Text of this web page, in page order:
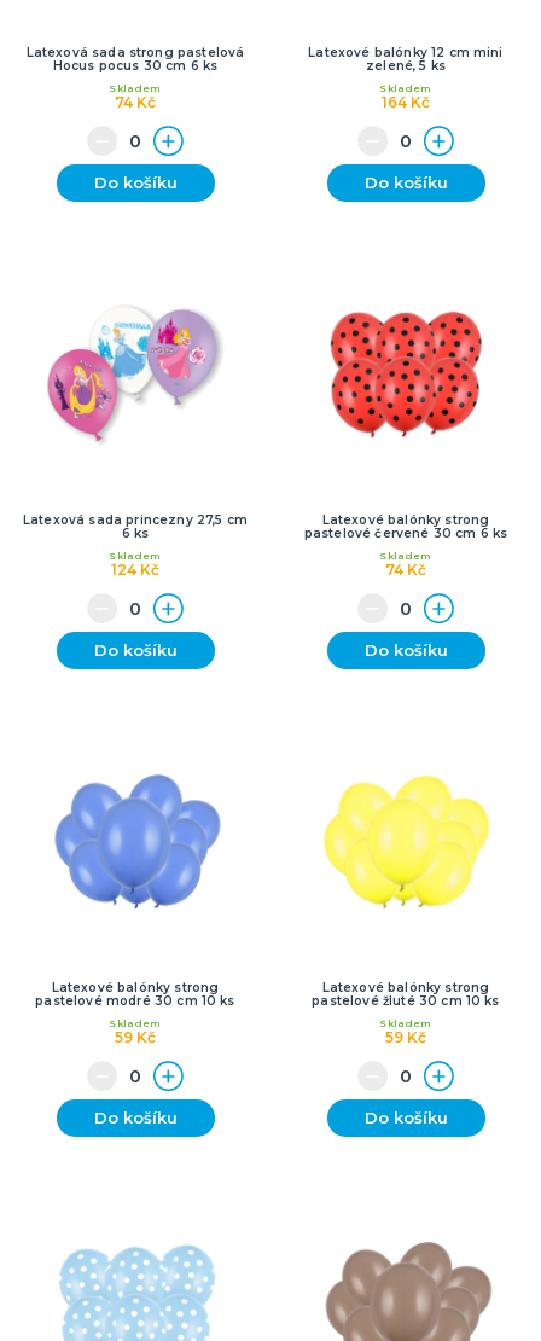
Latexová sada strong pastelová
Hocus pocus 30 cm 6 ks
74 Kč
Skladem
Do košíku
Latexové balónky 12 cm mini
zelené, 5 ks
164 Kč
Skladem
Do košíku
Latexová sada princezny 27,5 cm
6 ks
124 Kč
Skladem
Do košíku
Latexové balónky strong
pastelové červené 30 cm 6 ks
74 Kč
Skladem
Do košíku
Latexové balónky strong
pastelové modré 30 cm 10 ks
59 Kč
Skladem
Do košíku
Latexové balónky strong
pastelové žluté 30 cm 10 ks
59 Kč
Skladem
Do košíku